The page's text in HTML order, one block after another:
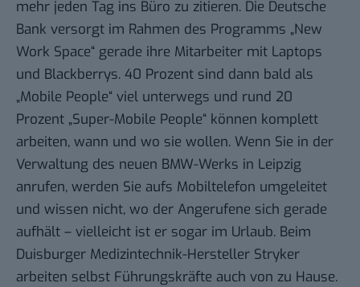
mehr jeden Tag ins Büro zu zitieren. Die Deutsche
Bank versorgt im Rahmen des Programms „New
Work Space“ gerade ihre Mitarbeiter mit Laptops
und Blackberrys. 40 Prozent sind dann bald als
„Mobile People“ viel unterwegs und rund 20
Prozent „Super-Mobile People“ können komplett
arbeiten, wann und wo sie wollen. Wenn Sie in der
Verwaltung des neuen BMW-Werks in Leipzig
anrufen, werden Sie aufs Mobiltelefon umgeleitet
und wissen nicht, wo der Angerufene sich gerade
aufhält – vielleicht ist er sogar im Urlaub. Beim
Duisburger Medizintechnik-Hersteller Stryker
arbeiten selbst Führungskräfte auch von zu Hause.